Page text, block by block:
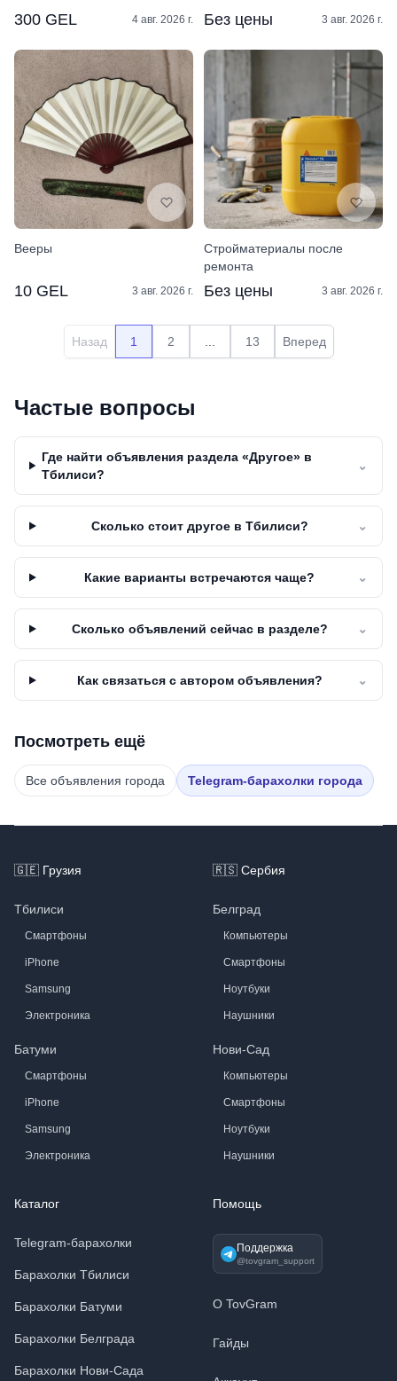
300 GEL 4 авг. 2026 г. Без цены 3 авг. 2026 г.
Вееры
10 GEL 3 авг. 2026 г.
Стройматериалы после
ремонта
Без цены 3 авг. 2026 г.
Назад 1 2 13 Вперед
Частые вопросы
Где найти объявления раздела «Другое» в
Тбилиси?
⌄
Сколько стоит другое в Тбилиси? ⌄
Какие варианты встречаются чаще? ⌄
Сколько объявлений сейчас в разделе? ⌄
Как связаться с автором объявления? ⌄
Посмотреть ещё
Все объявления города Telegram-барахолки города
🇬🇪 Грузия
Тбилиси
Смартфоны
iPhone
Samsung
Электроника
Батуми
Смартфоны
iPhone
Samsung
Электроника
🇷🇸 Сербия
Белград
Компьютеры
Смартфоны
Ноутбуки
Наушники
Нови-Сад
Компьютеры
Смартфоны
Ноутбуки
Наушники
Каталог
Telegram-барахолки
Барахолки Тбилиси
Барахолки Батуми
Барахолки Белграда
Барахолки Нови-Сада
Помощь
Поддержка
@tovgram_support
О TovGram
Гайды